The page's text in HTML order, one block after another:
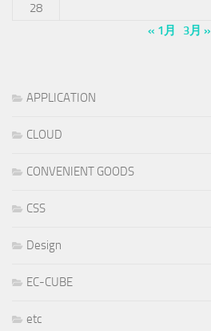
28
« 1月
3月 »
APPLICATION
CLOUD
CONVENIENT GOODS
CSS
Design
EC-CUBE
etc